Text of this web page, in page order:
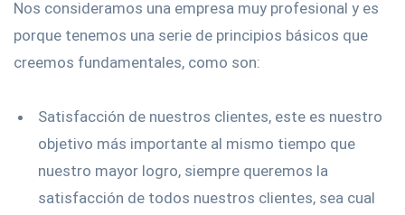
Nos consideramos una empresa muy profesional y es
porque tenemos una serie de principios básicos que
creemos fundamentales, como son:
Satisfacción de nuestros clientes, este es nuestro
objetivo más importante al mismo tiempo que
nuestro mayor logro, siempre queremos la
satisfacción de todos nuestros clientes, sea cual